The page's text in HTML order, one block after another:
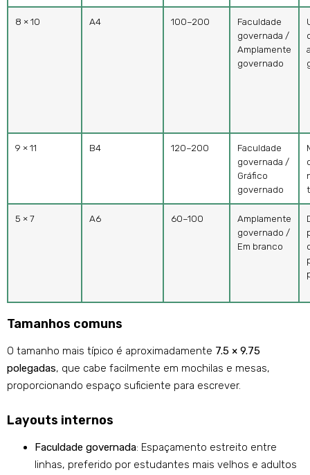
8 × 10 A4 100–200
Faculdade
governada /
Amplamente
governado
9 × 11 B4 120–200
Faculdade
governada /
Gráfico
governado
5 × 7 A6 60–100
Amplamente
governado /
Em branco
Tamanhos comuns
O tamanho mais típico é aproximadamente 7.5 × 9.75
polegadas, que cabe facilmente em mochilas e mesas,
proporcionando espaço suficiente para escrever.
Layouts internos
Faculdade governada: Espaçamento estreito entre
linhas, preferido por estudantes mais velhos e adultos